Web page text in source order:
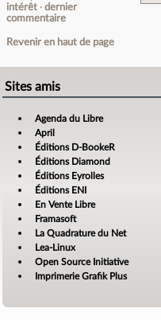
intérêt
dernier
commentaire
Revenir en haut de page
Sites amis
Agenda du Libre
April
Éditions D-BookeR
Éditions Diamond
Éditions Eyrolles
Éditions ENI
En Vente Libre
Framasoft
La Quadrature du Net
Lea-Linux
Open Source Initiative
Imprimerie Grafik Plus